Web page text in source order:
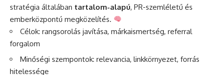
stratégia általában tartalom-alapú, PR-szemléletű és
emberközpontú megközelítés.
Célok: rangsorolás javítása, márkaismertség, referral
forgalom
Minőségi szempontok: relevancia, linkkörnyezet, forrás
hitelessége